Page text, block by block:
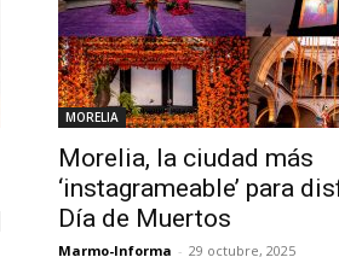
MORELIA
Morelia, la ciudad más
‘instagrameable’ para
Día de Muertos
Marmo-Informa - 29 octubre, 2025